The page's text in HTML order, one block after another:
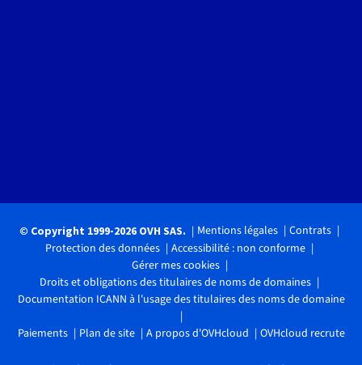
© Copyright 1999-2026 OVH SAS. Mentions légales
Contrats
Protection des données
Accessibilité : non conforme
Gérer mes cookies
Droits et obligations des titulaires de noms de domaines
Documentation ICANN à l'usage des titulaires des noms de domaine
Paiements Plan de site A propos d'OVHcloud OVHcloud recrute